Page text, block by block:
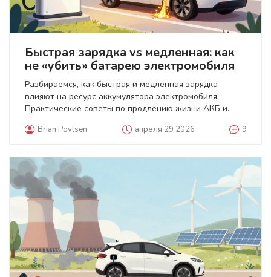
Быстрая зарядка vs медленная: как
не «убить» батарею электромобиля
Разбираемся, как быстрая и медленная зарядка
влияют на ресурс аккумулятора электромобиля.
Практические советы по продлению жизни АКБ и
Brian Povlsen апреля 29 2026 9